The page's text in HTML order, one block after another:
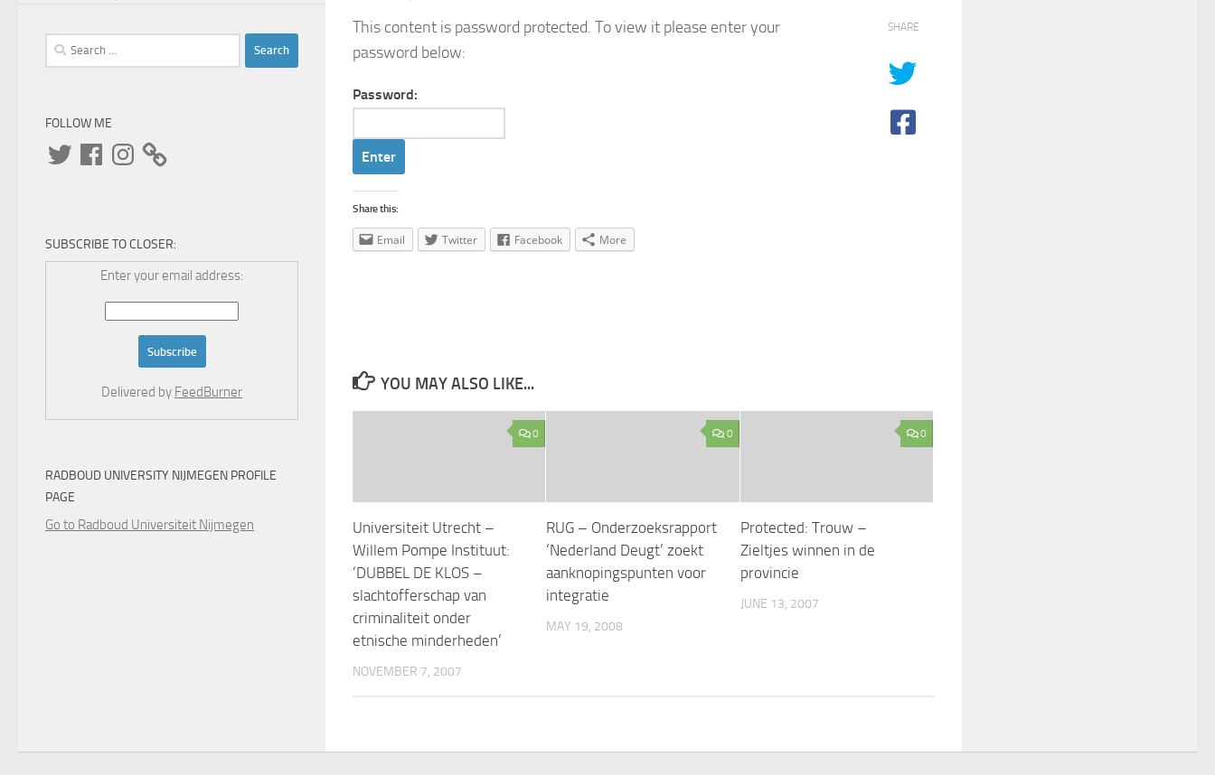
This content is password protected. To view it please enter your
password below:
Password:
Share this:
Email Twitter Facebook More
SHARE
YOU MAY ALSO LIKE...
0
Universiteit Utrecht –
Willem Pompe Instituut:
‘DUBBEL DE KLOS –
slachtofferschap van
criminaliteit onder
etnische minderheden’
NOVEMBER 7, 2007
0
RUG – Onderzoeksrapport
‘Nederland Deugt’ zoekt
aanknopingspunten voor
integratie
MAY 19, 2008
0
Protected: Trouw –
Zieltjes winnen in de
provincie
JUNE 13, 2007
Search
for:
FOLLOW ME
TwitterFacebookInstagram
SUBSCRIBE TO CLOSER:
Enter your email address:
Delivered by FeedBurner
RADBOUD UNIVERSITY NIJMEGEN PROFILE
PAGE
Go to Radboud Universiteit Nijmegen